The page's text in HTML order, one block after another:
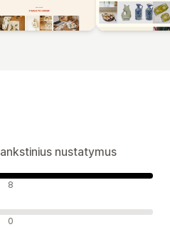
nustatymus
8
0